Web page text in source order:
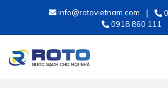
info@rotovietnam.com
0918 860 111